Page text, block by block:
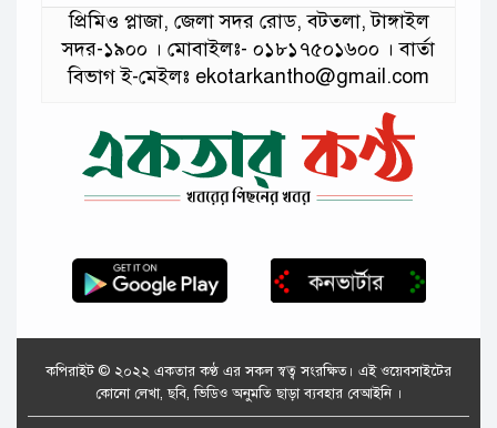
প্রিমিও প্লাজা, জেলা সদর রোড, বটতলা, টাঙ্গাইল
সদর-১৯০০ । মোবাইলঃ- ০১৮১৭৫০১৬০০ । বার্তা
বিভাগ ই-মেইলঃ ekotarkantho@gmail.com
কপিরাইট © ২০২২ একতার কণ্ঠ এর সকল স্বত্ব সংরক্ষিত। এই ওয়েবসাইটের
কোনো লেখা, ছবি, ভিডিও অনুমতি ছাড়া ব্যবহার বেআইনি ।